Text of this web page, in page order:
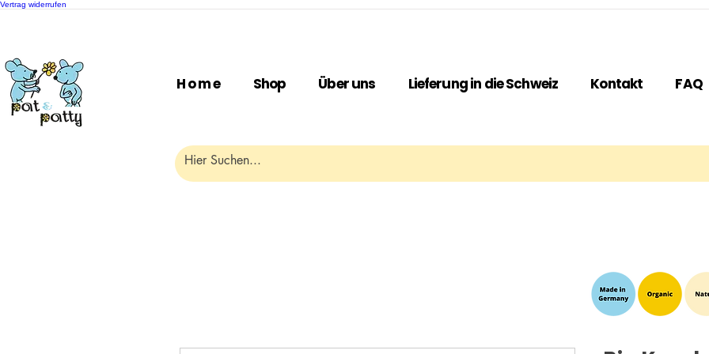
Vertrag widerrufen
H o m e Shop Über uns Lieferung in die Schweiz Kontakt FAQ